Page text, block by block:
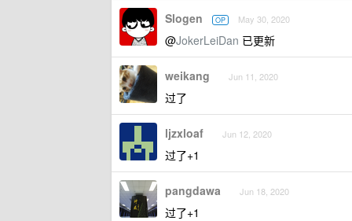
Slogen OP May 30, 2020
@JokerLeiDan 已更新
weikang Jun 11, 2020
过了
ljzxloaf Jun 12, 2020
过了+1
pangdawa Jun 18, 2020
过了+1